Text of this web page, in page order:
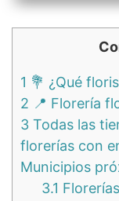
1 💐 ¿Qué
2 📍 Florería
3 Todas las
florerías con
Municipios
3.1